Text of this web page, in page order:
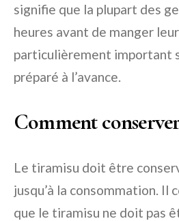
signifie que la plupart des
heures avant de manger
particulièrement important
préparé à l’avance.
Comment
Le tiramisu doit être
jusqu’à la consommation. Il
que le tiramisu ne doit pas